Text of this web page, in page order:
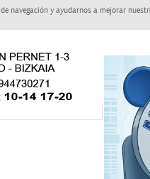
navegación y ayudarnos a mejorar